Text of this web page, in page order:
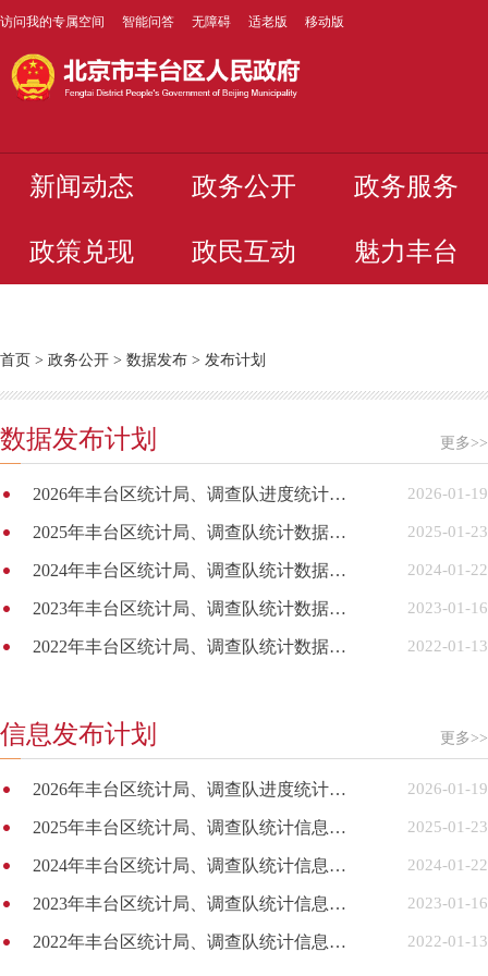
访问我的专属空间 智能问答 无障碍 适老版 移动版
新闻动态 政务公开 政务服务
政策兑现 政民互动 魅力丰台
首页 > 政务公开 > 数据发布 > 发布计划
更多>>
数据发布计划
2026年丰台区统计局、调查队进度统计数据发布计划 2026-01-19
2025年丰台区统计局、调查队统计数据发布计划 2025-01-23
2024年丰台区统计局、调查队统计数据发布计划 2024-01-22
2023年丰台区统计局、调查队统计数据发布计划 2023-01-16
2022年丰台区统计局、调查队统计数据发布计划 2022-01-13
更多>>
信息发布计划
2026年丰台区统计局、调查队进度统计信息发布计划 2026-01-19
2025年丰台区统计局、调查队统计信息发布计划 2025-01-23
2024年丰台区统计局、调查队统计信息发布计划 2024-01-22
2023年丰台区统计局、调查队统计信息发布计划 2023-01-16
2022年丰台区统计局、调查队统计信息发布计划 2022-01-13